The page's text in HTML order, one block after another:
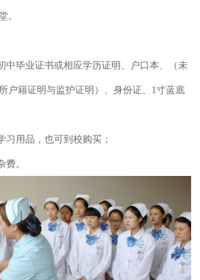
。
中毕业证书或相应学历证明、户口本、（未
户籍证明与监护证明）、身份证、1寸蓝底
习用品，也可到校购买；
费。